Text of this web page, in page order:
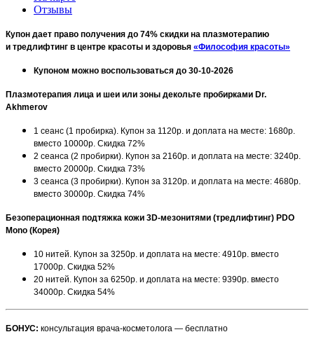
Отзывы
Купон дает право получения до 74% скидки на плазмотерапию
и тредлифтинг в центре красоты и здоровья «Философия красоты»
Купоном можно воспользоваться до 30-10-2026
Плазмотерапия лица и шеи или зоны декольте пробирками Dr.
Akhmerov
1 сеанс (1 пробирка). Купон за 1120р. и доплата на месте: 1680р.
вместо 10000р. Скидка 72%
2 сеанса (2 пробирки). Купон за 2160р. и доплата на месте: 3240р.
вместо 20000р. Скидка 73%
3 сеанса (3 пробирки). Купон за 3120р. и доплата на месте: 4680р.
вместо 30000р. Скидка 74%
Безоперационная подтяжка кожи 3D-мезонитями (тредлифтинг) PDO
Mono (Корея)
10 нитей. Купон за 3250р. и доплата на месте: 4910р. вместо
17000р. Скидка 52%
20 нитей. Купон за 6250р. и доплата на месте: 9390р. вместо
34000р. Скидка 54%
БОНУС: консультация врача-косметолога — бесплатно